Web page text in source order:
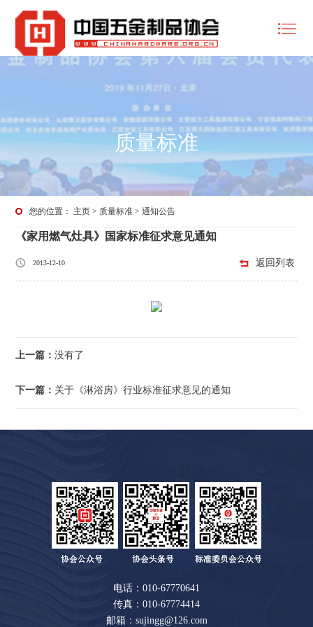
质量标准
您的位置： 主页 > 质量标准 >通知公告
《家用燃气灶具》国家标准征求意见通知
2013-12-10 返回列表
上一篇：没有了
下一篇： 关于《淋浴房》行业标准征求意见的通知
电话：010-67770641
传真：010-67774414
邮箱：sujingg@126.com